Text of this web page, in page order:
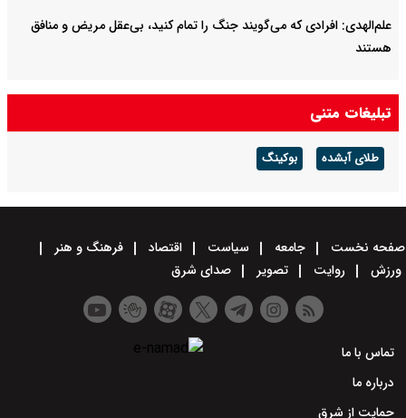
علم‌الهدی: افرادی که می‌گویند جنگ را تمام کنید، بی‌عقل مریض و منافق
هستند
تبلیغات متنی
طلای آبشده بوکینگ
صفحه نخست جامعه سیاست اقتصاد
فرهنگ و هنر
ورزش
روایت تصویر صدای شرق
تماس با ما
درباره ما
حمایت از شرق